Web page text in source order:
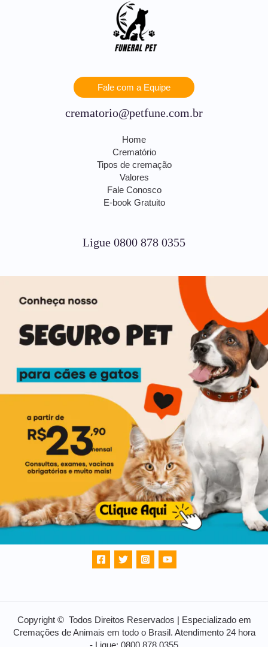
Fale com a Equipe
crematorio@petfune.com.br
Home
Crematório
Tipos de cremação
Valores
Fale Conosco
E-book Gratuito
Ligue 0800 878 0355
Copyright © Todos Direitos Reservados | Especializado em
Cremações de Animais em todo o Brasil. Atendimento 24 hora
- Ligue: 0800 878 0355